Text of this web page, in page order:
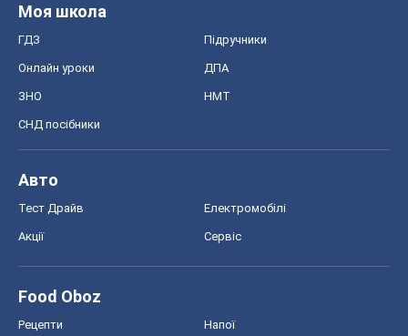
Моя школа
ГДЗ Підручники
Онлайн уроки ДПА
ЗНО НМТ
СНД посібники
Авто
Тест Драйв Електромобілі
Акції Сервіс
Food Oboz
Рецепти Напої